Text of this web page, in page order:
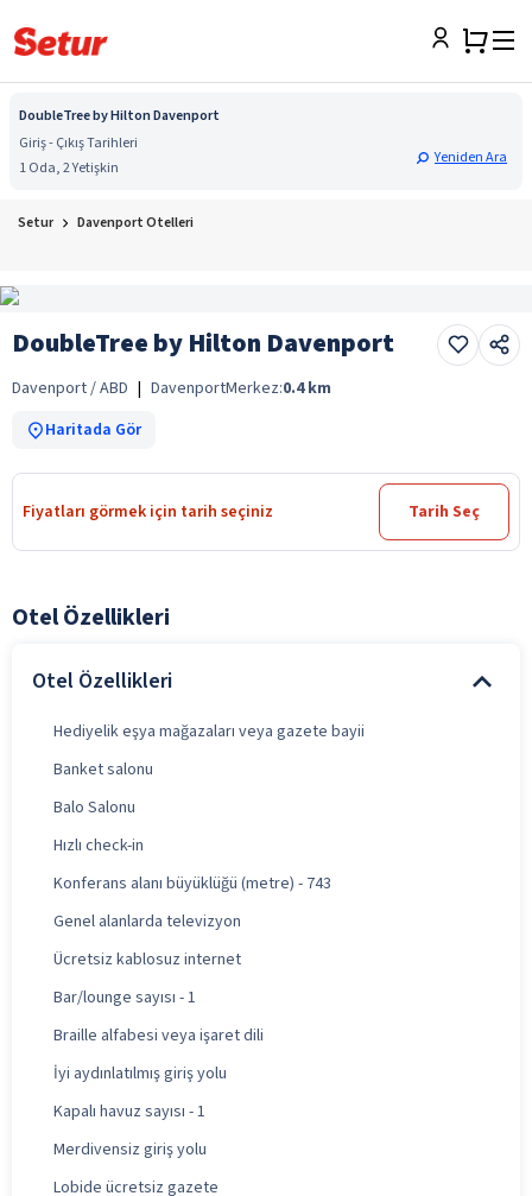
DoubleTree by Hilton Davenport
Giriş - Çıkış Tarihleri
1 Oda, 2 Yetişkin
Yeniden Ara
Setur Davenport Otelleri
DoubleTree by Hilton Davenport
Davenport / ABD | DavenportMerkez:0.4 km
Haritada Gör
Fiyatları görmek için tarih seçiniz Tarih Seç
Otel Özellikleri
Otel Özellikleri
Hediyelik eşya mağazaları veya gazete bayii
Banket salonu
Balo Salonu
Hızlı check-in
Konferans alanı büyüklüğü (metre) - 743
Genel alanlarda televizyon
Ücretsiz kablosuz internet
Bar/lounge sayısı - 1
Braille alfabesi veya işaret dili
İyi aydınlatılmış giriş yolu
Kapalı havuz sayısı - 1
Merdivensiz giriş yolu
Lobide ücretsiz gazete